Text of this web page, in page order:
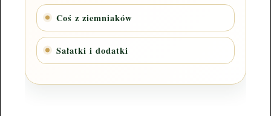
Coś z ziemniaków
Sałatki i dodatki